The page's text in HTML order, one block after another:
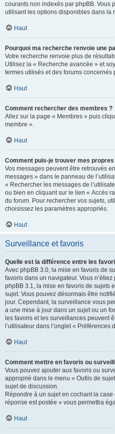
courants non indexés par phpBB. Vous
utilisant les options disponibles dans la
Haut
Pourquoi ma recherche renvoie une
Votre recherche renvoie plus de
Utilisez la « Recherche avancée » et
termes utilisés et des forums concernés
Haut
Comment rechercher des membres ?
Allez sur la page « Membres » puis
membre ».
Haut
Comment puis-je trouver mes
Vos messages peuvent être retrouvés
messages » dans le panneau de
« Rechercher les messages de
ou bien en cliquant sur le lien « Accès
du forum. Pour rechercher vos sujets,
choisissez les paramètres appropriés.
Haut
Surveillance et favoris
Quelle est la différence entre les
Avec phpBB 3.0, la mise en favoris de
favoris dans un navigateur. Vous
phpBB 3.1, la mise en favoris de sujets
sujet. Vous pouvez désormais être
jour. Cependant, la surveillance vous
a une mise à jour dans un sujet ou un
les favoris et les surveillances peuvent
l’utilisateur dans l’onglet « Préférences
Haut
Comment mettre en favoris ou
Vous pouvez ajouter aux favoris ou
approprié dans le menu « Outils de
sujet de discussion.
Répondre à un sujet en cochant la case
réponse est postée » vous permettra
Haut